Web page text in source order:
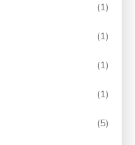
(1)
(1)
(1)
(1)
(5)